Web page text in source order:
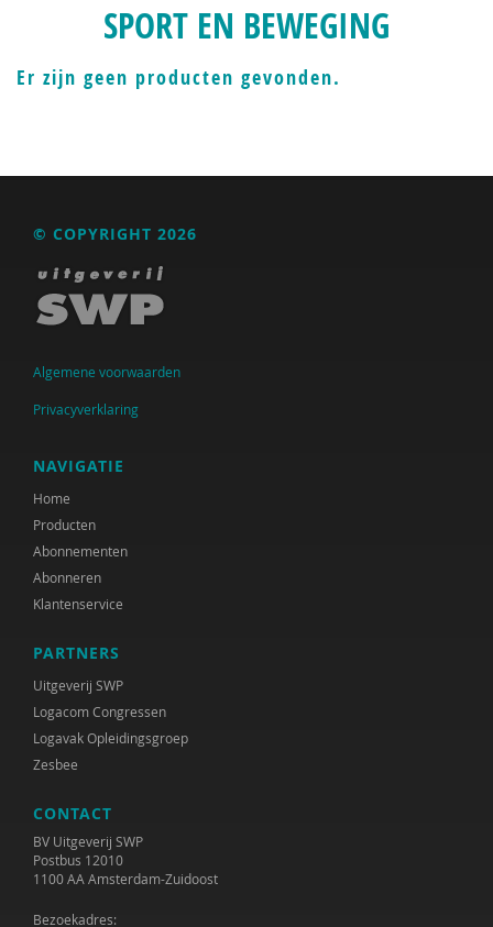
SPORT EN BEWEGING
Er zijn geen producten gevonden.
© COPYRIGHT 2026
Algemene voorwaarden
Privacyverklaring
NAVIGATIE
Home
Producten
Abonnementen
Abonneren
Klantenservice
PARTNERS
Uitgeverij SWP
Logacom Congressen
Logavak Opleidingsgroep
Zesbee
CONTACT
BV Uitgeverij SWP
Postbus 12010
1100 AA Amsterdam-Zuidoost
Bezoekadres: